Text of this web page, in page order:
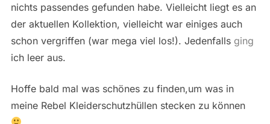
nichts passendes gefunden habe. Vielleicht liegt es an
der aktuellen Kollektion, vielleicht war einiges auch
schon vergriffen (war mega viel los!). Jedenfalls ging
ich leer aus.
Hoffe bald mal was schönes zu finden,um was in
meine Rebel Kleiderschutzhüllen stecken zu können